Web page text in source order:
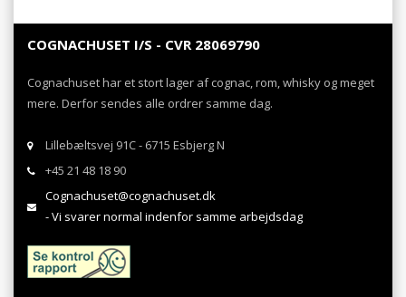
COGNACHUSET I/S - CVR 28069790
Cognachuset har et stort lager af cognac, rom, whisky og meget
mere. Derfor sendes alle ordrer samme dag.
Lillebæltsvej 91C - 6715 Esbjerg N
+45 21 48 18 90
Cognachuset@cognachuset.dk
- Vi svarer normal indenfor samme arbejdsdag